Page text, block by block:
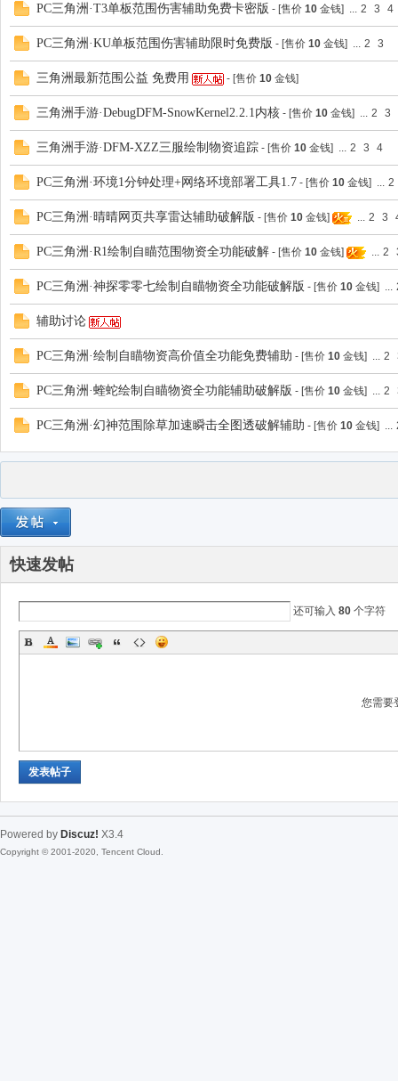
吧
PC三角洲·T3单板范围伤害辅助免费卡密版 - [售价 10 金钱] ... 2 3 4
PC三角洲·KU单板范围伤害辅助限时免费版 - [售价 10 金钱] ... 2 3
三角洲最新范围公益 免费用 - [售价 10 金钱]
三角洲手游·DebugDFM-SnowKernel2.2.1内核 - [售价 10 金钱] ... 2 3
三角洲手游·DFM-XZZ三服绘制物资追踪 - [售价 10 金钱] ... 2 3 4
PC三角洲·环境1分钟处理+网络环境部署工具1.7 - [售价 10 金钱] ... 2
PC三角洲·晴晴网页共享雷达辅助破解版 - [售价 10 金钱] ... 2 3
PC三角洲·R1绘制自瞄范围物资全功能破解 - [售价 10 金钱] ... 2
PC三角洲·神探零零七绘制自瞄物资全功能破解版 - [售价 10 金钱] ...
辅助讨论
PC三角洲·绘制自瞄物资高价值全功能免费辅助 - [售价 10 金钱] ... 2
PC三角洲·蝰蛇绘制自瞄物资全功能辅助破解版 - [售价 10 金钱] ... 2
PC三角洲·幻神范围除草加速瞬击全图透破解辅助 - [售价 10 金钱] ...
快速发帖
还可输入 80 个字符
您需要
发表帖子
Powered by Discuz! X3.4
Copyright © 2001-2020, Tencent Cloud.